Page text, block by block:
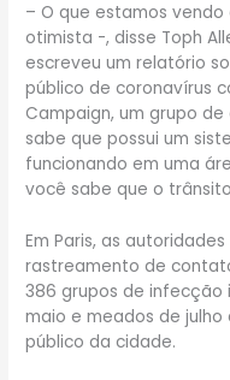
– O que estamos
otimista -, disse Toph
escreveu um relatório
público de coronavírus
Campaign, um grupo
sabe que possui um
funcionando em uma
você sabe que o
Em Paris, as
rastreamento de
386 grupos de
maio e meados de
público da cidade.